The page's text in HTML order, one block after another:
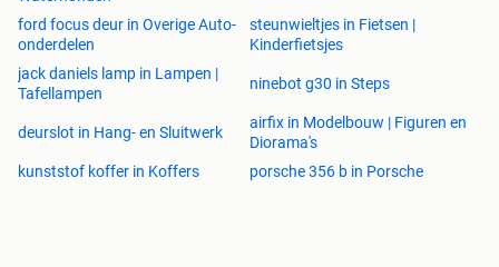
ford focus deur in Overige Auto-
onderdelen
steunwieltjes in Fietsen |
Kinderfietsjes
jack daniels lamp in Lampen |
Tafellampen
ninebot g30 in Steps
deurslot in Hang- en Sluitwerk
airfix in Modelbouw | Figuren en
Diorama's
kunststof koffer in Koffers
porsche 356 b in Porsche